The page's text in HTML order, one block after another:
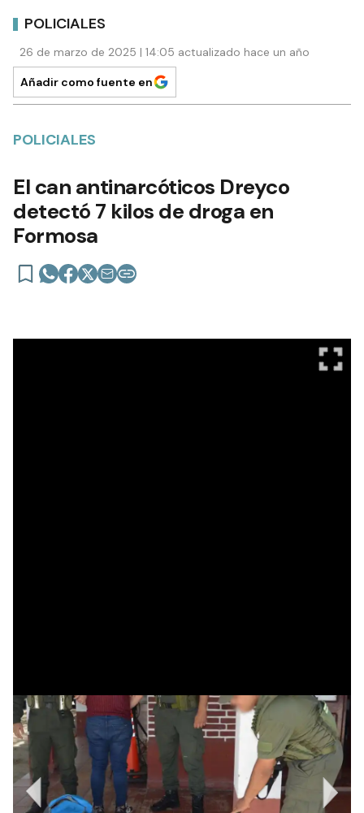
POLICIALES
26 de marzo de 2025 | 14:05 actualizado hace un año
Añadir como fuente en
POLICIALES
El can antinarcóticos Dreyco
detectó 7 kilos de droga en
Formosa